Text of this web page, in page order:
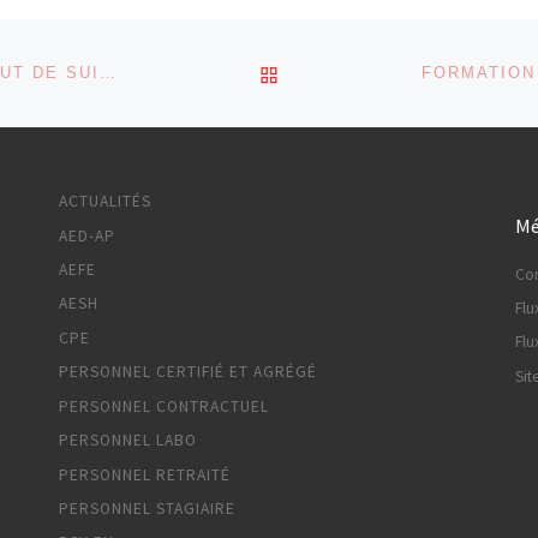
SALAIRES : AUGMENTATION DU POINT D’INDICE TOUT DE SUITE ET RÉ-INDEXATION SUR L’INFLATION ! RETOUR À LA LISTE
ACTUALITÉS
AED-AP
AEFE
AESH
CPE
PERSONNEL CERTIFIÉ ET AGRÉGÉ
PERSONNEL CONTRACTUEL
PERSONNEL LABO
PERSONNEL RETRAITÉ
PERSONNEL STAGIAIRE